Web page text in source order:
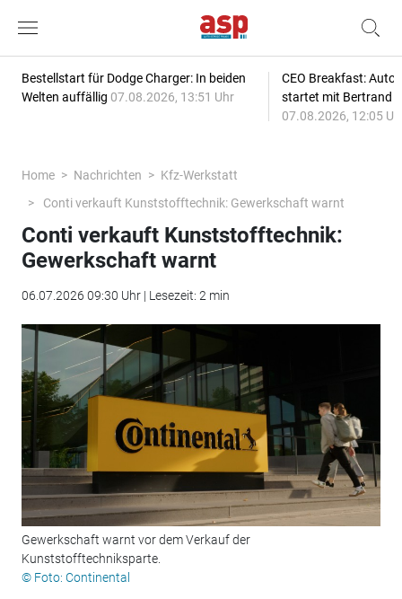
Bestellstart für Dodge Charger: In beiden
Welten auffällig 07.08.2026, 13:51 Uhr
CEO Breakfast:
startet mit Bertrand
07.08.2026, 12:05
Home Nachrichten
Kfz-Werkstatt
Conti verkauft Kunststofftechnik: Gewerkschaft warnt
Conti verkauft Kunststofftechnik:
Gewerkschaft warnt
06.07.2026 09:30 Uhr | Lesezeit: 2 min
Gewerkschaft warnt vor dem Verkauf der
Kunststofftechniksparte.
© Foto: Continental